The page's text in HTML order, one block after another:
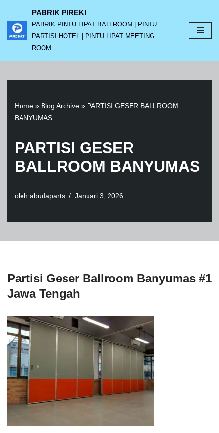
Lompat
ke
PABRIK PIREKI
PABRIK PINTU LIPAT BALLROOM | PINTU
PARTISI HOTEL | PINTU LIPAT MEETING
ROOM
Home » Blog Archive » PARTISI GESER BALLROOM
BANYUMAS
PARTISI GESER
BALLROOM BANYUMAS
oleh abudaparts Januari 3, 2026
Partisi Geser Ballroom Banyumas #1
Jawa Tengah